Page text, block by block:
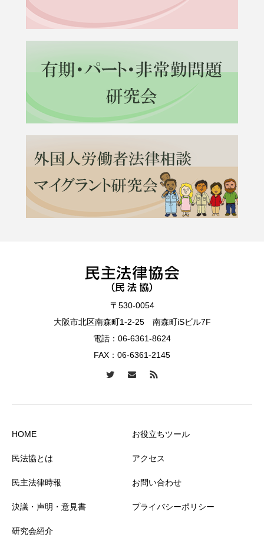
〒530-0054
大阪市北区南森町1-2-25 南森町iSビル7F
電話： 06-6361-8624
FAX：06-6361-2145
HOME
民法協とは
民主法律時報
決議・声明・意見書
研究会紹介
お役立ちツール
アクセス
お問い合わせ
プライバシーポリシー